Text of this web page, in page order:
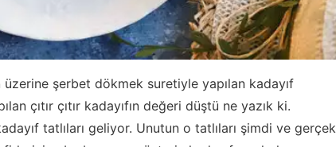
üzerine şerbet dökmek suretiyle yapılan kadayıf
çıtır çıtır kadayıfın değeri düştü ne yazık ki.
tatlıları geliyor. Unutun o tatlıları şimdi ve gerçek